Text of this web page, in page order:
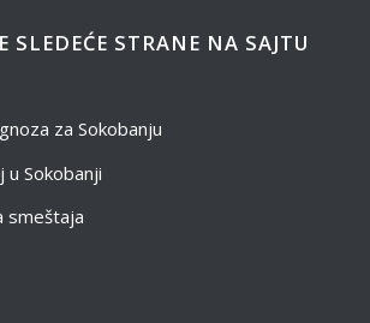
SLEDEĆE STRANE NA SAJTU
za Sokobanju
u Sokobanji
smeštaja